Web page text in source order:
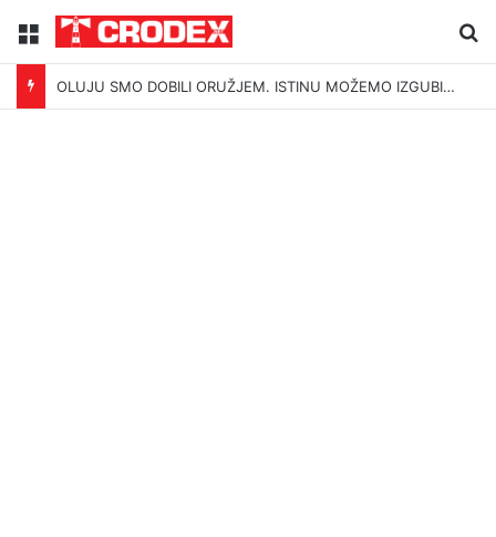
Menu
OLUJU SMO DOBILI ORUŽJEM. ISTINU MOŽEMO IZGUBITI ŠUTNJOM.